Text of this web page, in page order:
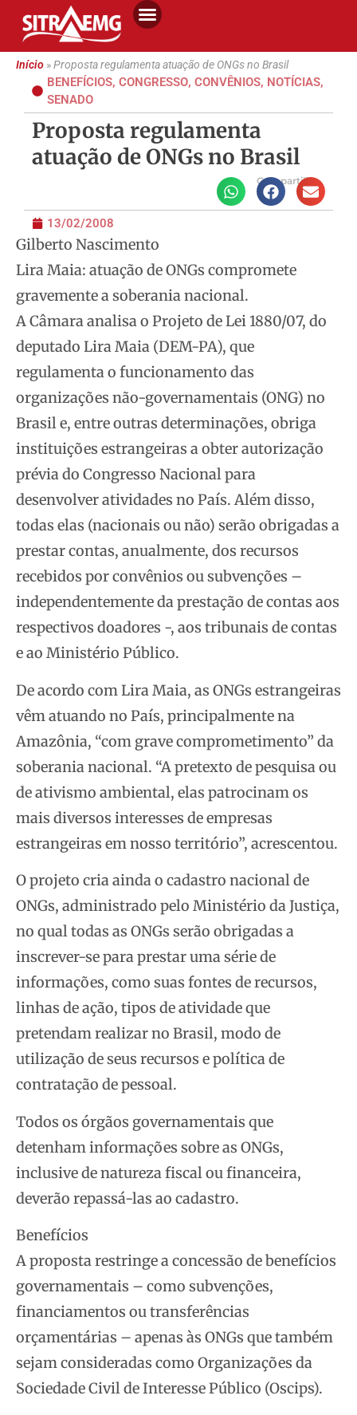
Início»Proposta regulamenta atuação de ONGs no Brasil
BENEFÍCIOS, CONGRESSO, CONVÊNIOS, NOTÍCIAS,
SENADO
Proposta regulamenta
atuação de ONGs no Brasil
Compartilhe
13/02/2008
Gilberto Nascimento
Lira Maia: atuação de ONGs compromete
gravemente a soberania nacional.
A Câmara analisa o Projeto de Lei 1880/07, do
deputado Lira Maia (DEM-PA), que
regulamenta o funcionamento das
organizações não-governamentais (ONG) no
Brasil e, entre outras determinações, obriga
instituições estrangeiras a obter autorização
prévia do Congresso Nacional para
desenvolver atividades no País. Além disso,
todas elas (nacionais ou não) serão obrigadas a
prestar contas, anualmente, dos recursos
recebidos por convênios ou subvenções –
independentemente da prestação de contas aos
respectivos doadores -, aos tribunais de contas
e ao Ministério Público.
De acordo com Lira Maia, as ONGs estrangeiras
vêm atuando no País, principalmente na
Amazônia, “com grave comprometimento” da
soberania nacional. “A pretexto de pesquisa ou
de ativismo ambiental, elas patrocinam os
mais diversos interesses de empresas
estrangeiras em nosso território”, acrescentou.
O projeto cria ainda o cadastro nacional de
ONGs, administrado pelo Ministério da Justiça,
no qual todas as ONGs serão obrigadas a
inscrever-se para prestar uma série de
informações, como suas fontes de recursos,
linhas de ação, tipos de atividade que
pretendam realizar no Brasil, modo de
utilização de seus recursos e política de
contratação de pessoal.
Todos os órgãos governamentais que
detenham informações sobre as ONGs,
inclusive de natureza fiscal ou financeira,
deverão repassá-las ao cadastro.
Benefícios
A proposta restringe a concessão de benefícios
governamentais – como subvenções,
financiamentos ou transferências
orçamentárias – apenas às ONGs que também
sejam consideradas como Organizações da
Sociedade Civil de Interesse Público (Oscips).